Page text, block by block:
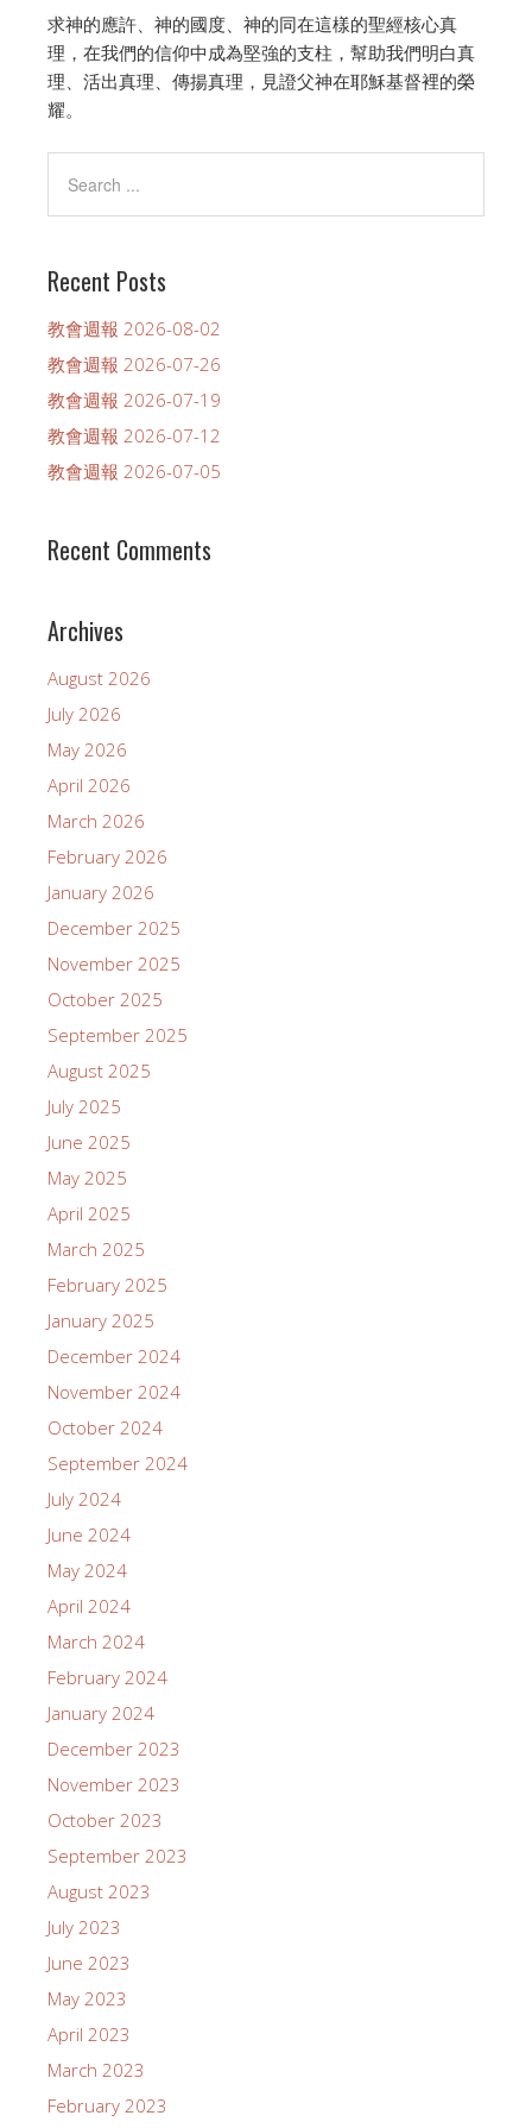
求神的應許、神的國度、神的同在這樣的聖經核心真
理，在我們的信仰中成為堅強的支柱，幫助我們明白真
理、活出真理、傳揚真理，見證父神在耶穌基督裡的榮
耀。
Recent Posts
教會週報 2026-08-02
教會週報 2026-07-26
教會週報 2026-07-19
教會週報 2026-07-12
教會週報 2026-07-05
Recent Comments
Archives
August 2026
July 2026
May 2026
April 2026
March 2026
February 2026
January 2026
December 2025
November 2025
October 2025
September 2025
August 2025
July 2025
June 2025
May 2025
April 2025
March 2025
February 2025
January 2025
December 2024
November 2024
October 2024
September 2024
July 2024
June 2024
May 2024
April 2024
March 2024
February 2024
January 2024
December 2023
November 2023
October 2023
September 2023
August 2023
July 2023
June 2023
May 2023
April 2023
March 2023
February 2023